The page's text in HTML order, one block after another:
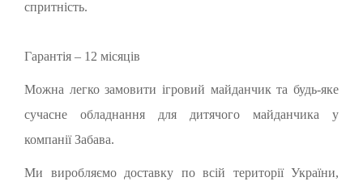
спритність.
Гарантія – 12 місяців
Можна легко замовити ігровий майданчик та будь-яке
сучасне обладнання для дитячого майданчика у
компанії Забава.
Ми виробляємо доставку по всій території України,